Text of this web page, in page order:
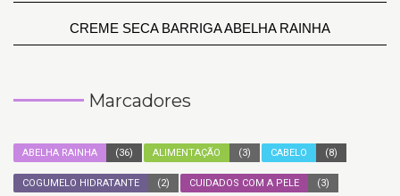
CREME SECA BARRIGA ABELHA RAINHA
Marcadores
ABELHA RAINHA (36) ALIMENTAÇÃO (3) CABELO (8)
COGUMELO HIDRATANTE (2) CUIDADOS COM A PELE (3)